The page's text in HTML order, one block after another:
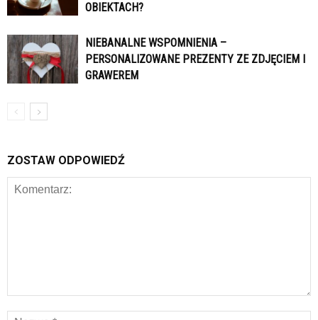
OBIEKTACH?
NIEBANALNE WSPOMNIENIA –
PERSONALIZOWANE PREZENTY ZE ZDJĘCIEM I
GRAWEREM
ZOSTAW ODPOWIEDŹ